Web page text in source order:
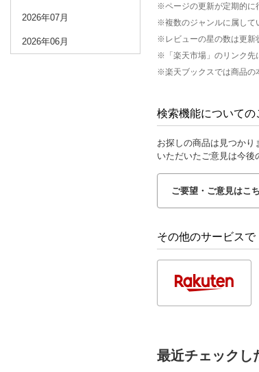
2026年07月
2026年06月
※ページの更新が定期的に
※複数のジャンルに属して
※レビューの星の数は更新
※「楽天市場」のリンク先
※楽天ブックスでは商品の
検索機能についての
お探しの商品は見つかり
いただいたご意見は今後
ご要望・ご意見はこ
その他のサービス
最近チェックし